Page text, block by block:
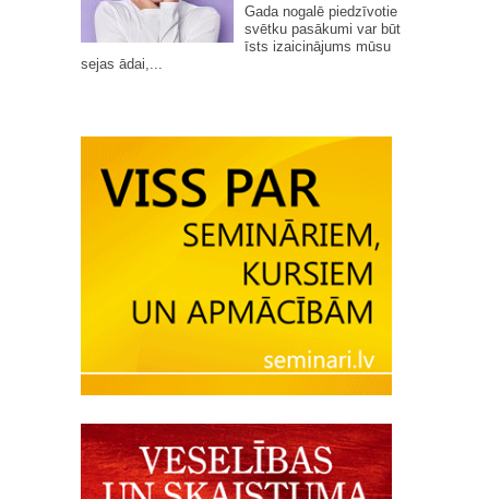
Gada nogalē piedzīvotie
svētku pasākumi var būt
īsts izaicinājums mūsu
sejas ādai,...